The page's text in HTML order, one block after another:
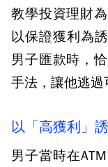
教學投資理財
以保證獲利為
男子匯款時，
手法，讓他逃過
以「高獲利」
男子當時在